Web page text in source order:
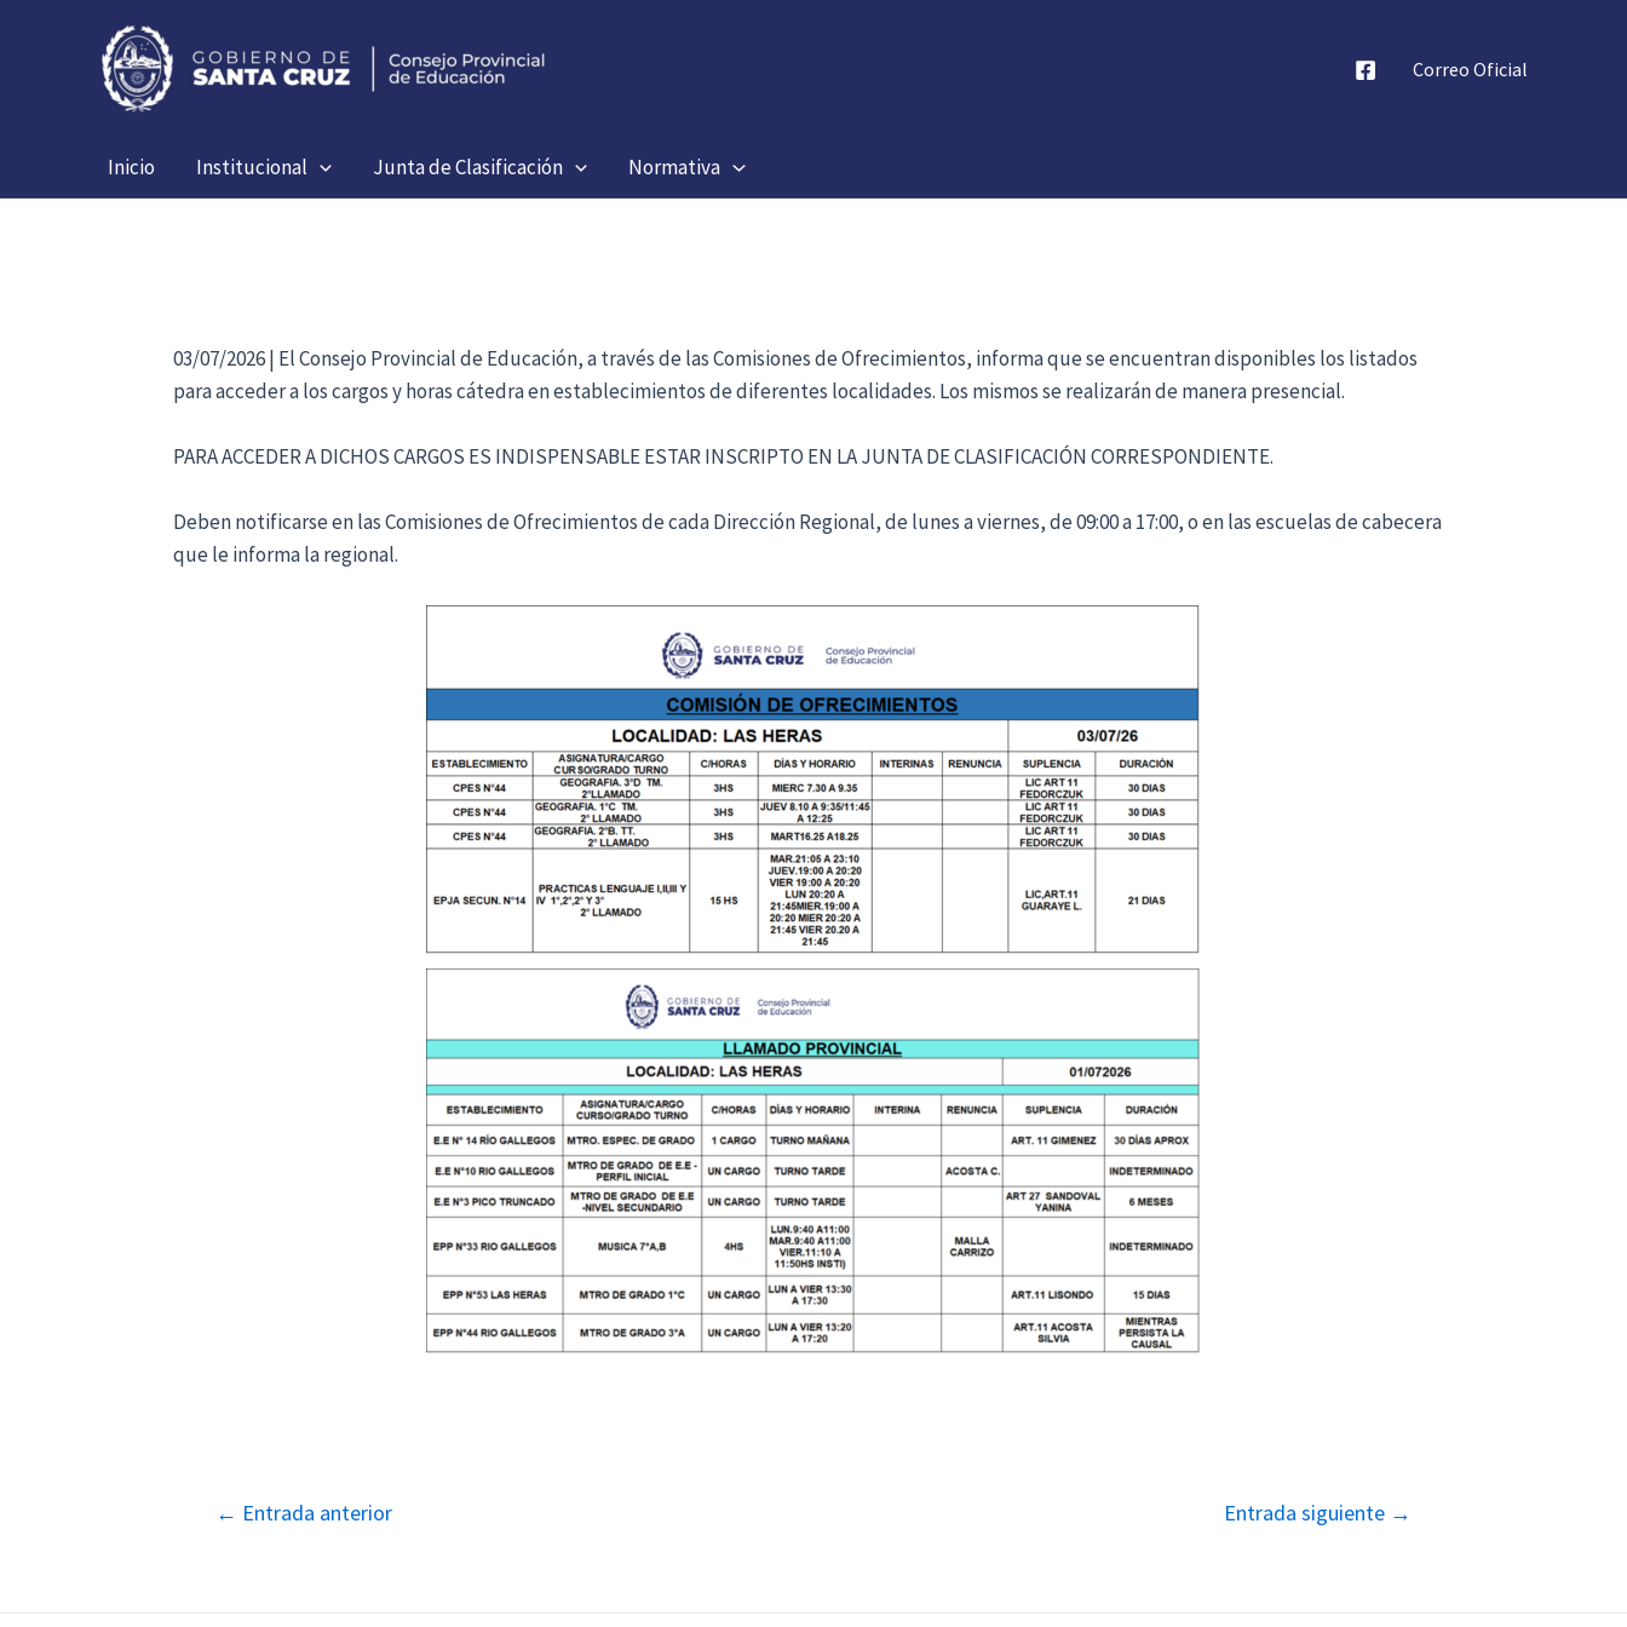
Correo Oficial
Inicio Institucional Junta de Clasificación Normativa
03/07/2026 | El Consejo Provincial de Educación, a través de las Comisiones de Ofrecimientos, informa que se encuentran disponibles los listados
para acceder a los cargos y horas cátedra en establecimientos de diferentes localidades. Los mismos se realizarán de manera presencial.
PARA ACCEDER A DICHOS CARGOS ES INDISPENSABLE ESTAR INSCRIPTO EN LA JUNTA DE CLASIFICACIÓN CORRESPONDIENTE.
Deben notificarse en las Comisiones de Ofrecimientos de cada Dirección Regional, de lunes a viernes, de 09:00 a 17:00, o en las escuelas de cabecera
que le informa la regional.
Navegación
← Entrada anterior Entrada siguiente →